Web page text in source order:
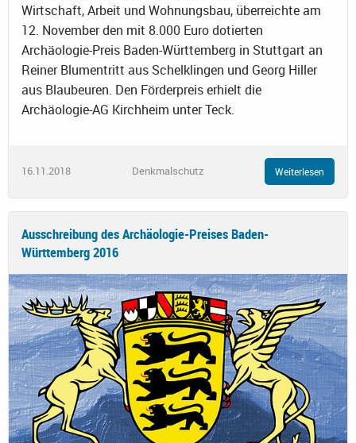
Wirtschaft, Arbeit und Wohnungsbau, überreichte am
12. November den mit 8.000 Euro dotierten
Archäologie-Preis Baden-Württemberg in Stuttgart an
Reiner Blumentritt aus Schelklingen und Georg Hiller
aus Blaubeuren. Den Förderpreis erhielt die
Archäologie-AG Kirchheim unter Teck.
16.11.2018 Denkmalschutz Weiterlesen
Ausschreibung des Archäologie-Preises Baden-
Württemberg 2016